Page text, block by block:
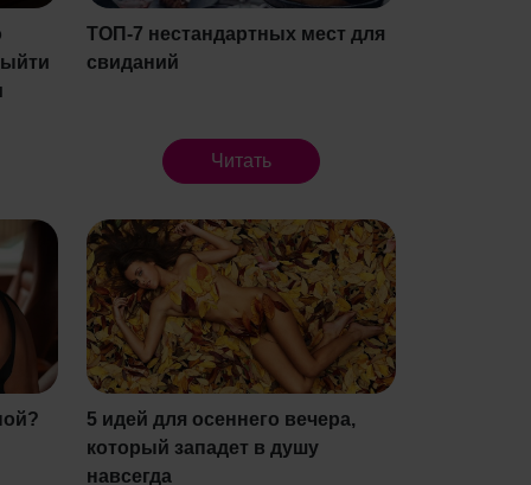
ТОП-7 нестандартных мест для
свиданий
Читать
5 идей для осеннего вечера,
который западет в душу
навсегда